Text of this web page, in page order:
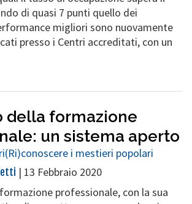
di quasi 7 punti quello dei
migliori sono nuovamente
presso i Centri accreditati, con un
della formazione
un sistema aperto
(Ri)conoscere i mestieri popolari
| 13 Febbraio 2020
professionale, con la sua